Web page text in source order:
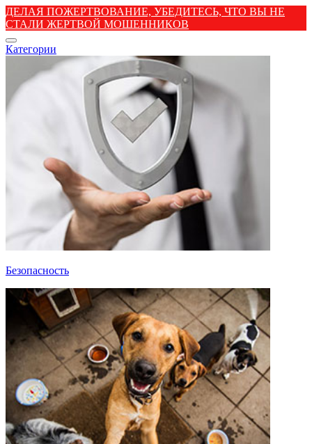
ДЕЛАЯ ПОЖЕРТВОВАНИЕ, УБЕДИТЕСЬ, ЧТО ВЫ НЕ
СТАЛИ ЖЕРТВОЙ МОШЕННИКОВ
Категории
Безопасность